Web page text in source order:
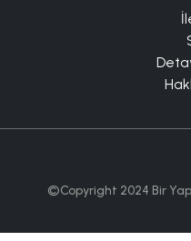
©Copyright 2024 Bir